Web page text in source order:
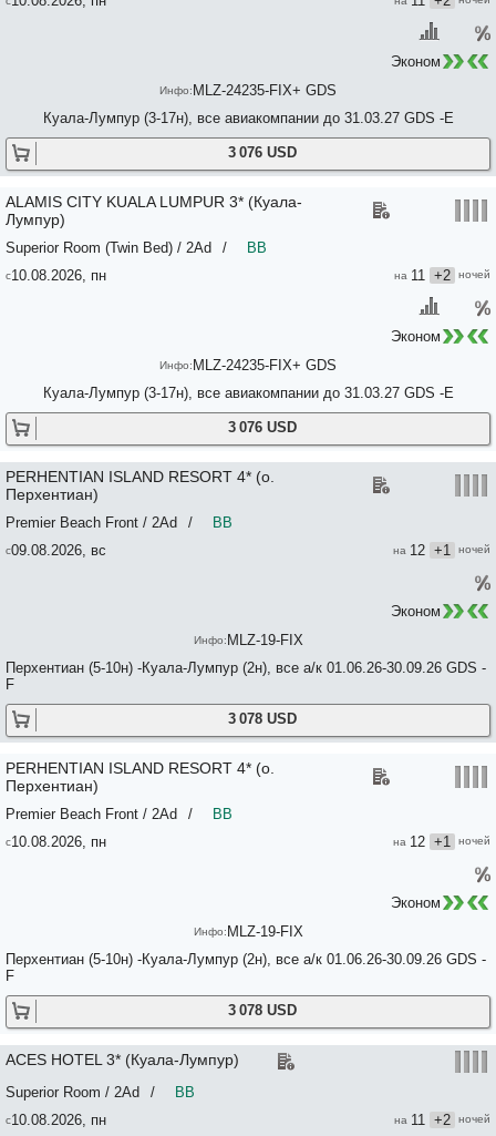
Куала-Лумпур (3-17н), все авиакомпании до 31.03.27 GDS -E
3 076 USD
MLZ-24235-FIX+ GDS
Эконом
10.08.2026, пн
Куала-Лумпур (3-17н), все авиакомпании до 31.03.27 GDS -E
11 +2
ALAMIS CITY KUALA LUMPUR 3* (Куала-
Лумпур)
/ BB
Superior Room (Twin Bed) / 2Ad
3 076 USD
MLZ-24235-FIX+ GDS
Эконом
09.08.2026, вс
Перхентиан (5-10н) -Куала-Лумпур (2н), все а/к 01.06.26-30.09.26 GDS -
F
12 +1
PERHENTIAN ISLAND RESORT 4* (о.
Перхентиан)
/ BB
Premier Beach Front / 2Ad
3 078 USD
MLZ-19-FIX
Эконом
10.08.2026, пн
Перхентиан (5-10н) -Куала-Лумпур (2н), все а/к 01.06.26-30.09.26 GDS -
F
12 +1
PERHENTIAN ISLAND RESORT 4* (о.
Перхентиан)
/ BB
Premier Beach Front / 2Ad
3 078 USD
MLZ-19-FIX
Эконом
10.08.2026, пн 11 +2
ACES HOTEL 3* (Куала-Лумпур)
/ BB
Superior Room / 2Ad